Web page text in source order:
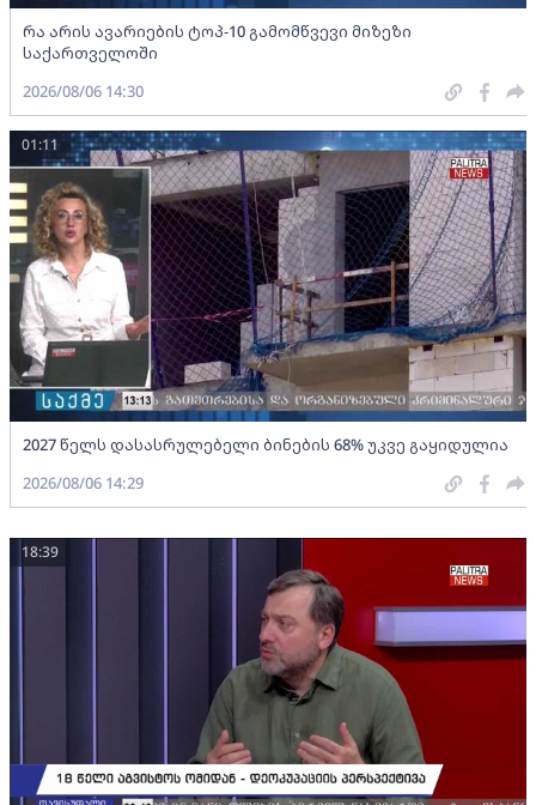
რა არის ავარიების ტოპ-10 გამომწვევი მიზეზი
საქართველოში
2026/08/06 14:30
2027 წელს დასასრულებელი ბინების 68% უკვე გაყიდულია
01:11
2026/08/06 14:29
18:39